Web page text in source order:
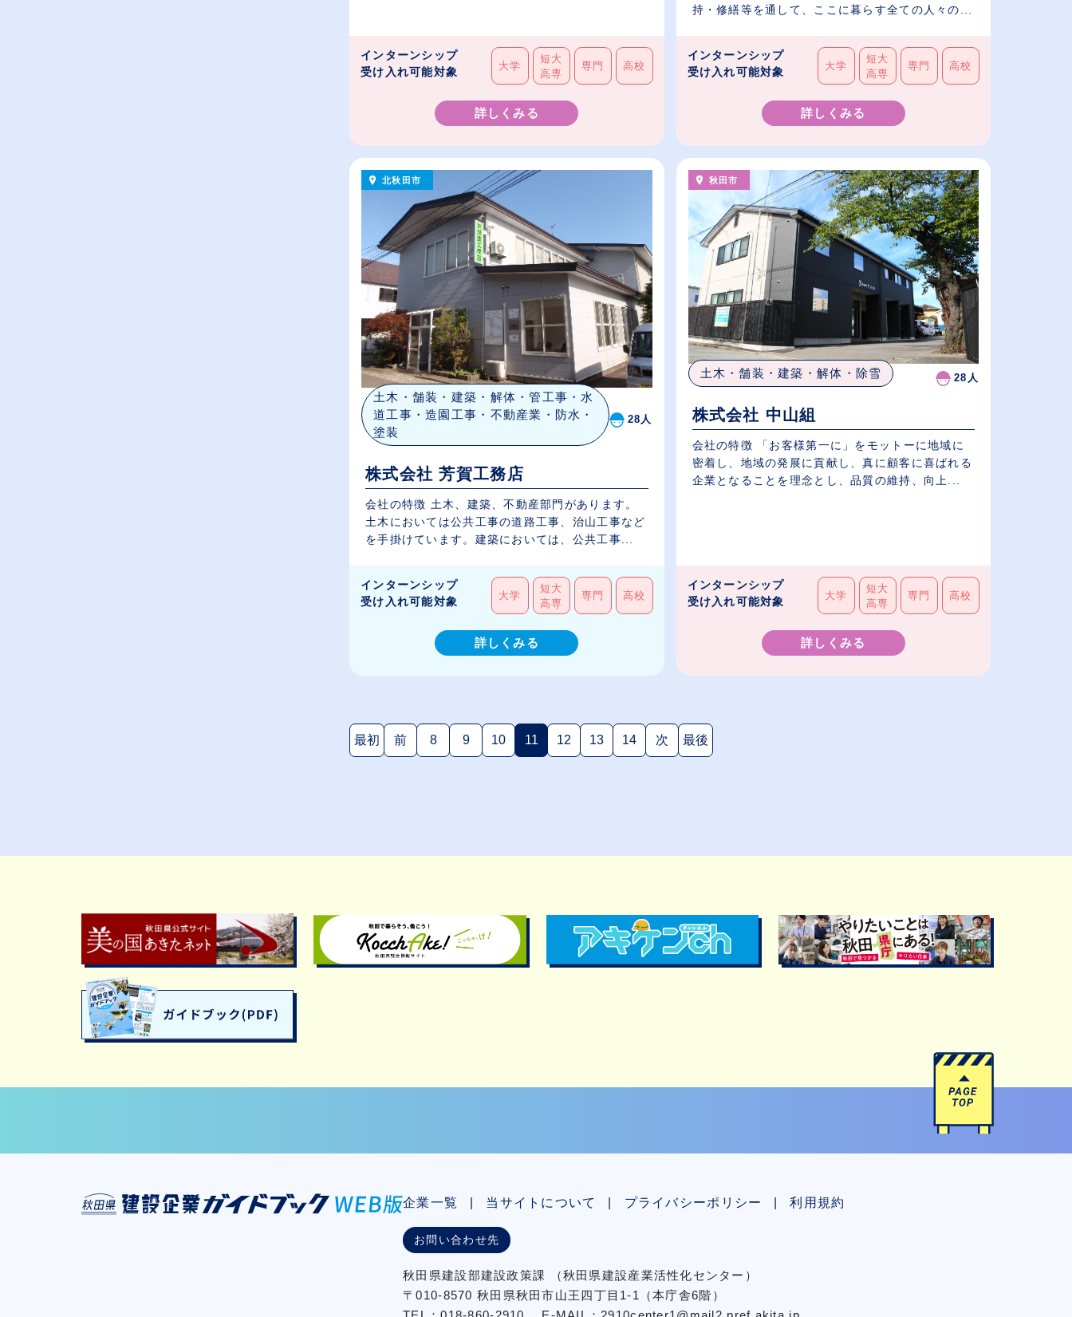
インターンシップ
受け入れ可能対象
大学
短大
高専
専門 高校
詳しくみる
持・修繕等を通して、ここに暮らす全ての人々の...
インターンシップ
受け入れ可能対象
大学
短大
高専
専門 高校
詳しくみる
北秋田市
土木・舗装・建築・解体・管工事・水
道工事・造園工事・不動産業・防水・
塗装
28人
株式会社 芳賀工務店
会社の特徴 土木、建築、不動産部門があります。
土木においては公共工事の道路工事、治山工事など
を手掛けています。建築においては、公共工事...
インターンシップ
受け入れ可能対象
大学
短大
高専
専門 高校
詳しくみる
秋田市
土木・舗装・建築・解体・除雪 28人
株式会社 中山組
会社の特徴 「お客様第一に」をモットーに地域に
密着し、地域の発展に貢献し、真に顧客に喜ばれる
企業となることを理念とし、品質の維持、向上...
インターンシップ
受け入れ可能対象
大学
短大
高専
専門 高校
詳しくみる
最初 前 8 9 10 11(現在のページ)
12 13 14 次 最後
企業一覧 当サイトについて プライバシーポリシー 利用規約
お問い合わせ先
秋⽥県建設部建設政策課
（秋⽥県建設産業活性化センター）
〒010-8570 秋田県秋田市⼭王四丁⽬1-1（本庁舎6階）